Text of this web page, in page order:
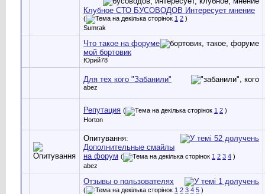
Клубное СТО БУСОВОДОВ Интересует мнение
( 1 2 )
Sumrak
Что такое на форуме
мой бортовик
Юрий78
Для тех кого "Забанили"
abez
Репутация ( 1 2 )
Horton
Опитування:
Дополнительные смайлы
на форум ( 1 2 3 4 )
abez
Отзывы о пользователях
( 1 2 3 4 5 )